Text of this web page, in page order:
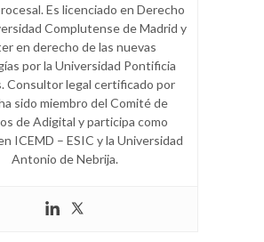
Es licenciado en Derecho
Complutense de Madrid y
en derecho de las nuevas
por la Universidad Pontificia
Consultor legal certificado por
sido miembro del Comité de
de Adigital y participa como
ICEMD – ESIC y la Universidad
Antonio de Nebrija.